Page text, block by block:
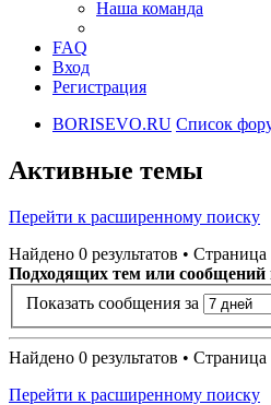
Наша команда
FAQ
Вход
Регистрация
BORISEVO.RU Список
Активные темы
Перейти к расширенному поиску
Найдено 0 результатов • Страница
Подходящих тем или сообщений
Показать сообщения за
Найдено 0 результатов • Страница
Перейти к расширенному поиску